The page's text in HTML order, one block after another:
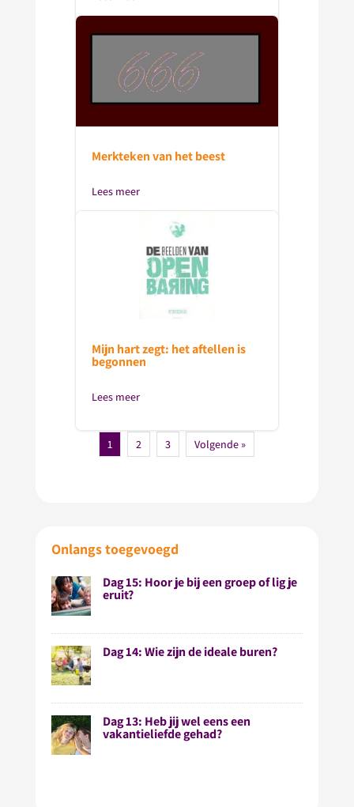
Merkteken van het beest
Lees meer
Mijn hart zegt: het aftellen is
begonnen
Lees meer
1 2 3 Volgende »
Onlangs toegevoegd
Dag 15: Hoor je bij een groep of lig je
eruit?
Dag 14: Wie zijn de ideale buren?
Dag 13: Heb jij wel eens een
vakantieliefde gehad?